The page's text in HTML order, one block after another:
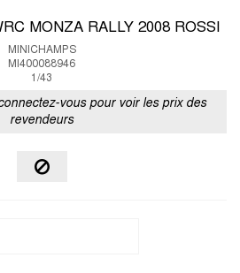
MONZA RALLY 2008 ROSSI
MINICHAMPS
MI400088946
1/43
vous pour voir les prix des
revendeurs